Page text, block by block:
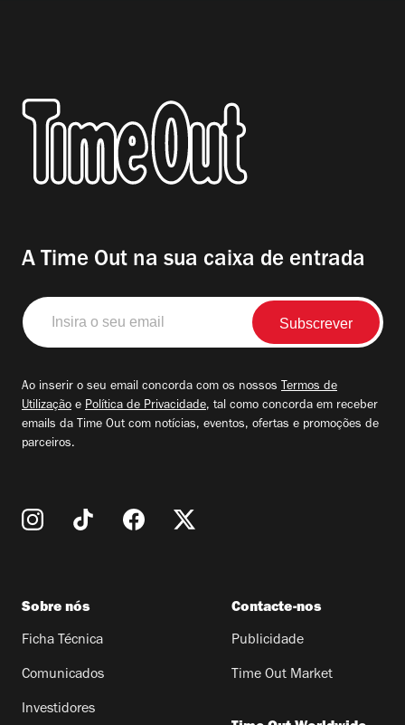
A Time Out na sua caixa de entrada
Insira
o
seu
Ao inserir o seu email concorda com os nossos Termos de
Utilização e Política de Privacidade, tal como concorda em receber
emails da Time Out com notícias, eventos, ofertas e promoções de
parceiros.
Sobre nós
Ficha Técnica
Comunicados
Investidores
Contacte-nos
Publicidade
Time Out Market